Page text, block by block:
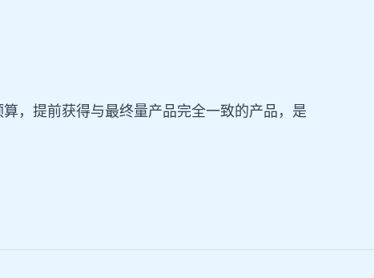
，提前获得与最终量产品完全一致的产品，是